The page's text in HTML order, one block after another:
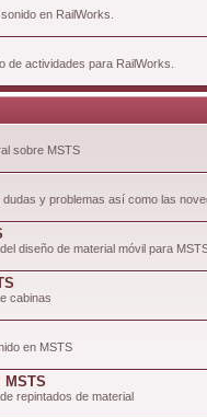
en RailWorks.
de actividades para RailWorks.
sobre MSTS
y problemas así como las
diseño de material móvil para
cabinas
en MSTS
repintados de material